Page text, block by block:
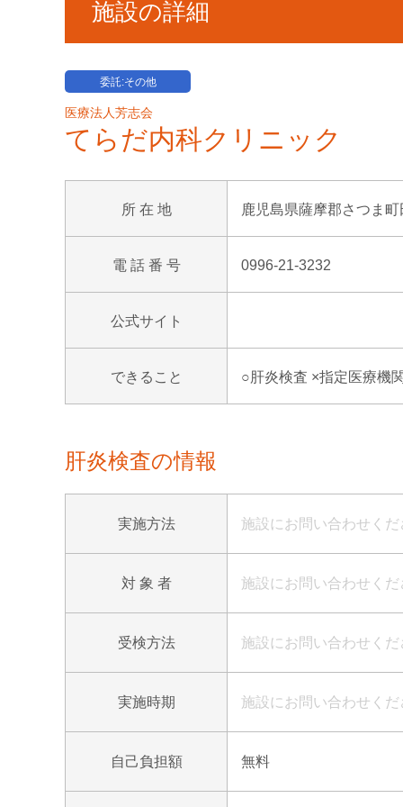
施設の詳細
委託:その他
医療法人芳志会
てらだ内科クリニック
所 在 地 鹿児島県薩摩郡さつま
電 話 番 号 0996-21-3232
公式サイト
できること ○肝炎検査 ×指定医療機関
肝炎検査の情報
実施方法 施設にお問い合わせくだ
対 象 者 施設にお問い合わせくだ
受検方法 施設にお問い合わせくだ
実施時期 施設にお問い合わせくだ
自己負担額 無料